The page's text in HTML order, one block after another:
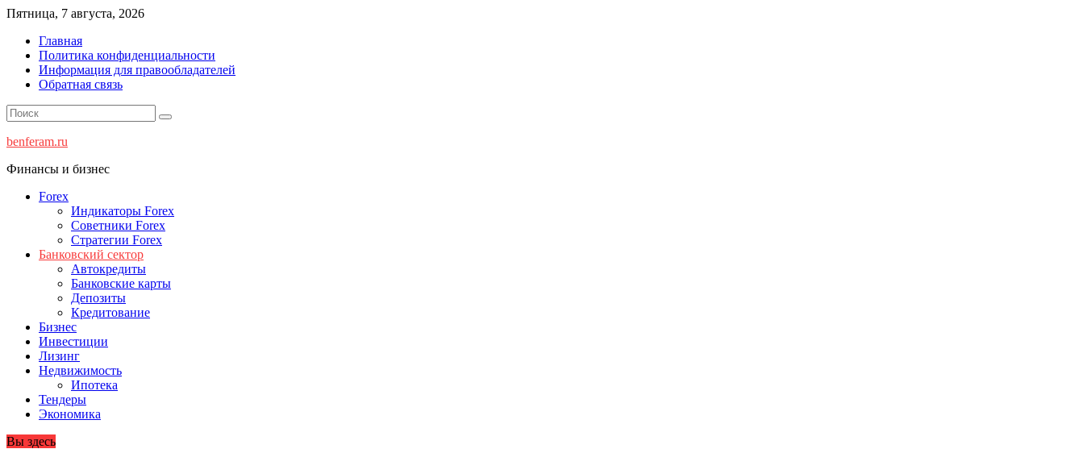
Перейти
содержимому
Пятница, 7 августа, 2026
Главная
Политика конфиденциальности
Информация для правообладателей
Обратная связь
benferam.ru
Финансы и бизнес
Forex
Индикаторы Forex
Советники Forex
Стратегии Forex
Банковский сектор
Автокредиты
Банковские карты
Депозиты
Кредитование
Бизнес
Инвестиции
Лизинг
Недвижимость
Ипотека
Тендеры
Экономика
Вы здесь